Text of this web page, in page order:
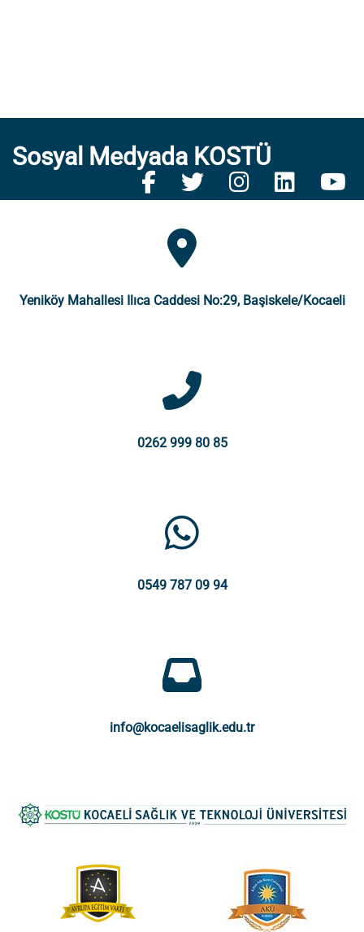
Sosyal Medyada KOSTÜ
Yeniköy Mahallesi Ilıca Caddesi No:29, Başiskele/Kocaeli
0262 999 80 85
0549 787 09 94
info@kocaelisaglik.edu.tr